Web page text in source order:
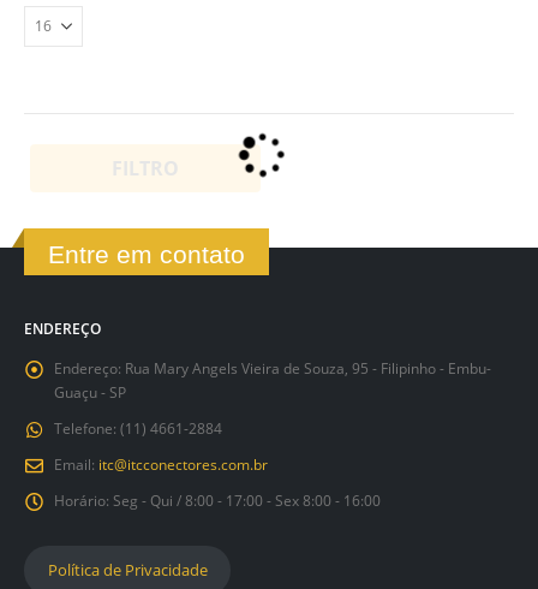
FILTRO
Entre em contato
ENDEREÇO
Endereço: Rua Mary Angels Vieira de Souza, 95 - Filipinho - Embu-
Guaçu - SP
Telefone: (11) 4661-2884
Email: itc@itcconectores.com.br
Horário: Seg - Qui / 8:00 - 17:00 - Sex 8:00 - 16:00
Política de Privacidade